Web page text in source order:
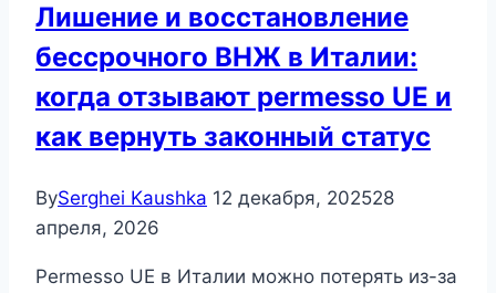
Лишение и восстановление
бессрочного ВНЖ в Италии:
когда отзывают permesso UE и
как вернуть законный статус
BySerghei Kaushka 12 декабря, 202528
апреля, 2026
Permesso UE в Италии можно потерять из-за